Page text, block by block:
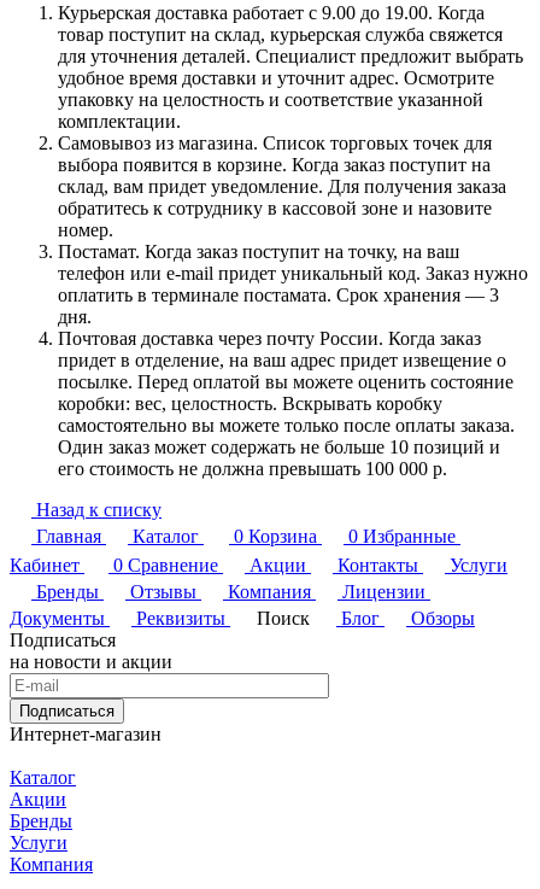
Курьерская доставка работает с 9.00 до 19.00. Когда
товар поступит на склад, курьерская служба свяжется
для уточнения деталей. Специалист предложит выбрать
удобное время доставки и уточнит адрес. Осмотрите
упаковку на целостность и соответствие указанной
комплектации.
Самовывоз из магазина. Список торговых точек для
выбора появится в корзине. Когда заказ поступит на
склад, вам придет уведомление. Для получения заказа
обратитесь к сотруднику в кассовой зоне и назовите
номер.
Постамат. Когда заказ поступит на точку, на ваш
телефон или e-mail придет уникальный код. Заказ нужно
оплатить в терминале постамата. Срок хранения — 3
дня.
Почтовая доставка через почту России. Когда заказ
придет в отделение, на ваш адрес придет извещение о
посылке. Перед оплатой вы можете оценить состояние
коробки: вес, целостность. Вскрывать коробку
самостоятельно вы можете только после оплаты заказа.
Один заказ может содержать не больше 10 позиций и
его стоимость не должна превышать 100 000 р.
Назад к списку
Главная
Каталог 0 Корзина 0 Избранные
Кабинет
0 Сравнение Акции Контакты
Услуги
Бренды
Отзывы Компания
Лицензии
Документы
Реквизиты Поиск Блог
Обзоры
Подписаться
на новости и акции
Подписаться
Интернет-магазин
Каталог
Акции
Бренды
Услуги
Компания